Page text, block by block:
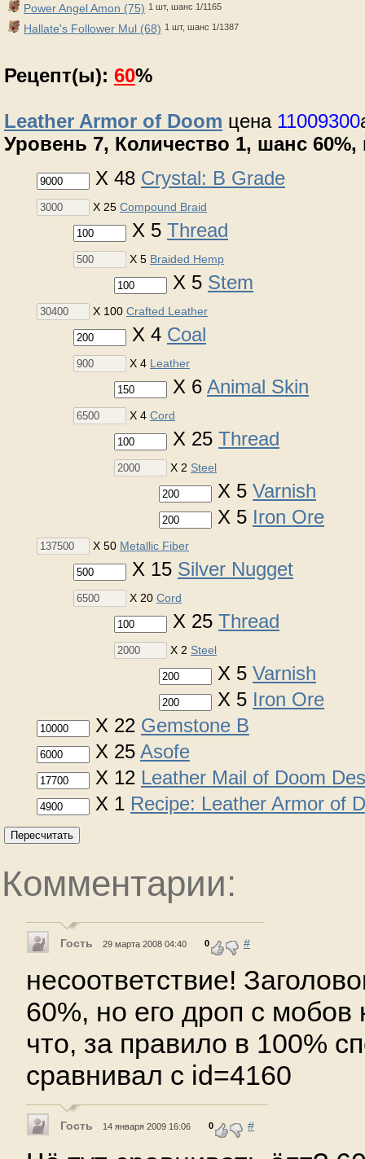
Power Angel Amon (75) 1 шт, шанс 1/1165
Hallate's Follower Mul (68) 1 шт, шанс 1/1387
Рецепт(ы): 60%
Leather Armor of Doom цена 11009300
Уровень 7, Количество 1, шанс 60%,
X 48 Crystal: B Grade
X 25 Compound Braid
X 5 Thread
X 5 Braided Hemp
X 5 Stem
X 100 Crafted Leather
X 4 Coal
X 4 Leather
X 6 Animal Skin
X 4 Cord
X 25 Thread
X 2 Steel
X 5 Varnish
X 5 Iron Ore
X 50 Metallic Fiber
X 15 Silver Nugget
X 20 Cord
X 25 Thread
X 2 Steel
X 5 Varnish
X 5 Iron Ore
X 22 Gemstone B
X 25 Asofe
X 12 Leather Mail of Doom
X 1 Recipe: Leather Armor of
Пересчитать
Комментарии:
Гость 29 марта 2008 04:40 0 #
несоответствие!
60%, но его дроп с мобов
что, за правило в 100%
сравнивал с id=4160
Гость 14 января 2009 16:06 0 #